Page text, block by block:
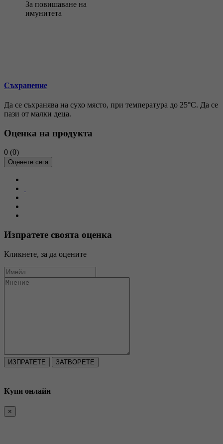
За повишаване на
имунитета
Съхранение
Да се съхранява на сухо място, при температура до 25°C. Да се
пази от малки деца.
Оценка на продукта
0 (0)
Оценете сега
Изпратете своята оценка
Кликнете, за да оцените
ЗАТВОРЕТЕ
Купи онлайн
×